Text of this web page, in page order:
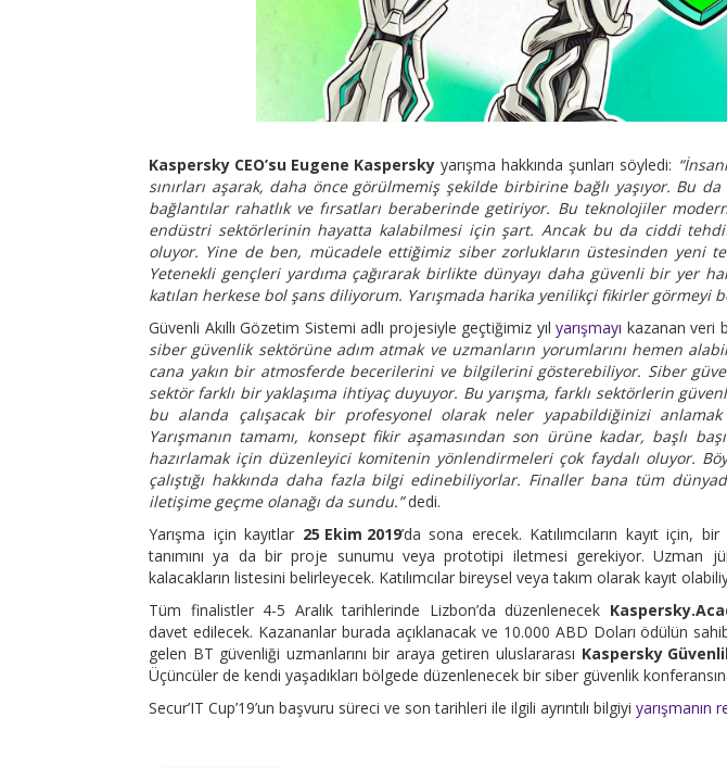
Kaspersky CEO’su Eugene Kaspersky yarışma hakkında şunları söyledi:
sınırları aşarak, daha önce görülmemiş şekilde birbirine bağlı yaşıyor. Bu
bağlantılar rahatlık ve fırsatları beraberinde getiriyor. Bu teknolojiler
endüstri sektörlerinin hayatta kalabilmesi için şart. Ancak bu da ciddi
oluyor. Yine de ben, mücadele ettiğimiz siber zorlukların üstesinden yeni
Yetenekli gençleri yardıma çağırarak birlikte dünyayı daha güvenli bir yer
katılan herkese bol şans diliyorum. Yarışmada harika yenilikçi fikirler görmeyi
Güvenli Akıllı Gözetim Sistemi adlı projesiyle geçtiğimiz yılyarışmayı kazanan veri
siber güvenlik sektörüne adım atmak ve uzmanların yorumlarını hemen
cana yakın bir atmosferde becerilerini ve bilgilerini gösterebiliyor. Siber
sektör farklı bir yaklaşıma ihtiyaç duyuyor. Bu yarışma, farklı sektörlerin
bu alanda çalışacak bir profesyonel olarak neler yapabildiğinizi
Yarışmanın tamamı, konsept fikir aşamasından son ürüne kadar, başlı
hazırlamak için düzenleyici komitenin yönlendirmeleri çok faydalı oluyor.
çalıştığı hakkında daha fazla bilgi edinebiliyorlar. Finaller bana tüm
iletişime geçme olanağı da sundu.”dedi.
Yarışma için kayıtlar 25 Ekim 2019’da sona erecek. Katılımcıların kayıt için,
tanımını ya da bir proje sunumu veya prototipi iletmesi gerekiyor. Uzman
kalacakların listesini belirleyecek. Katılımcılar bireysel veya takım olarak kayıt
Tüm finalistler 4-5 Aralık tarihlerinde Lizbon’da düzenlenecek
davet edilecek. Kazananlar burada açıklanacak ve 10.000 ABD Doları ödülün
gelen BT güvenliği uzmanlarını bir araya getiren uluslararası Kaspersky
Üçüncüler de kendi yaşadıkları bölgede düzenlenecek bir siber güvenlik
Secur’IT Cup’19’un başvuru süreci ve son tarihleri ile ilgili ayrıntılı bilgiyi yarışmanın